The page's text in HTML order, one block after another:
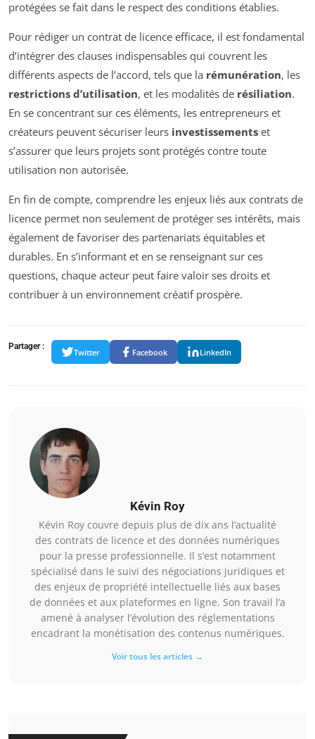
protégées se fait dans le respect des conditions établies.
Pour rédiger un contrat de licence efficace, il est fondamental
d’intégrer des clauses indispensables qui couvrent les
différents aspects de l’accord, tels que la rémunération, les
restrictions d’utilisation, et les modalités de résiliation.
En se concentrant sur ces éléments, les entrepreneurs et
créateurs peuvent sécuriser leurs investissements et
s’assurer que leurs projets sont protégés contre toute
utilisation non autorisée.
En fin de compte, comprendre les enjeux liés aux contrats de
licence permet non seulement de protéger ses intérêts, mais
également de favoriser des partenariats équitables et
durables. En s’informant et en se renseignant sur ces
questions, chaque acteur peut faire valoir ses droits et
contribuer à un environnement créatif prospère.
Partager :
Twitter Facebook LinkedIn
Kévin Roy
Kévin Roy couvre depuis plus de dix ans l’actualité
des contrats de licence et des données numériques
pour la presse professionnelle. Il s’est notamment
spécialisé dans le suivi des négociations juridiques et
des enjeux de propriété intellectuelle liés aux bases
de données et aux plateformes en ligne. Son travail l’a
amené à analyser l’évolution des réglementations
encadrant la monétisation des contenus numériques.
Voir tous les articles →